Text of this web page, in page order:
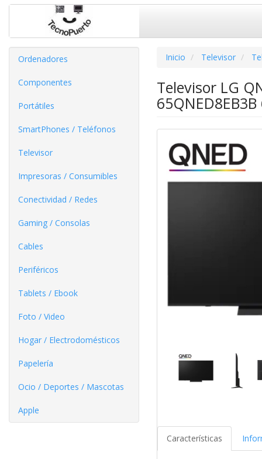
Ordenadores
Componentes
Portátiles
SmartPhones / Teléfonos
Televisor
Impresoras / Consumibles
Conectividad / Redes
Gaming / Consolas
Cables
Periféricos
Tablets / Ebook
Foto / Video
Hogar / Electrodomésticos
Papelería
Ocio / Deportes / Mascotas
Apple
Inicio Televisor
Televisor LG
Características